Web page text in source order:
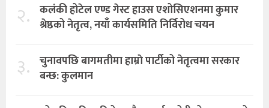
२. कलंकी होटेल एण्ड गेस्ट हाउस एशोसिएशनमा कुमार
श्रेष्ठको नेतृत्व, नयाँ कार्यसमिति निर्विरोध चयन
३. चुनावपछि बागमतीमा हाम्राे पार्टीको नेतृत्वमा सरकार
बन्छ: कुलमान